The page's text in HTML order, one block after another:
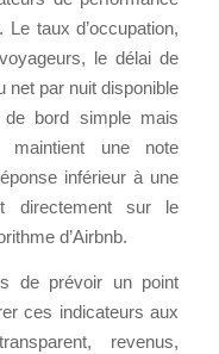
taux d’occupation,
le délai de
net par nuit disponible
de bord simple mais
maintient une note
inférieur à une
directement sur le
d’Airbnb.
de prévoir un point
ces indicateurs aux
revenus,